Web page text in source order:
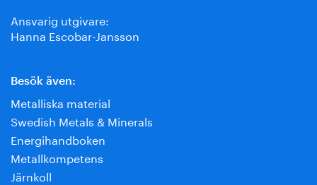
Ansvarig utgivare:
Hanna Escobar-Jansson
Besök även:
Metalliska material
Swedish Metals & Minerals
Energihandboken
Metallkompetens
Järnkoll